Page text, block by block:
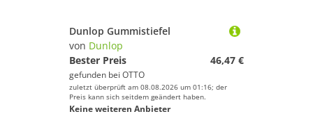
Dunlop Gummistiefel
von Dunlop
Bester Preis
46,47 €
gefunden bei OTTO
zuletzt überprüft am 08.08.2026 um 01:16; der
Preis kann sich seitdem geändert haben.
Keine weiteren Anbieter